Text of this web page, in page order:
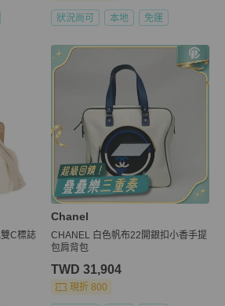
狀況尚可 本地 免運
C標誌
Chanel
CHANEL 白色帆布22開銀扣小香手提
包肩背包
TWD 31,904
現折 800